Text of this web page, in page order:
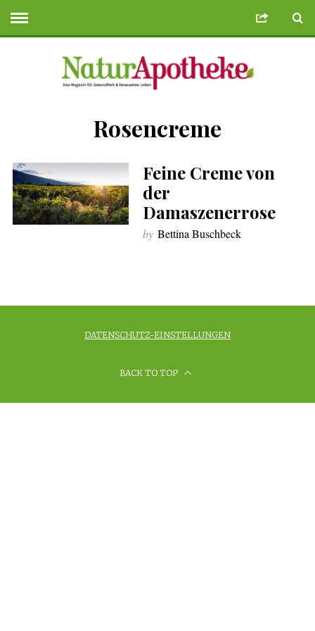
Bonusu Veren SitelerDeneme Bonusu Veren Siteler
Rosencreme
Feine Creme von
der
Damaszenerrose
by Bettina Buschbeck
DATENSCHUTZ-EINSTELLUNGEN
BACK TO TOP